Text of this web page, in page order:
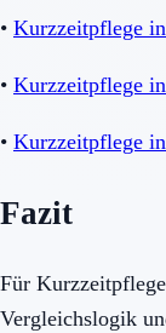
• Kurzzeitpflege
• Kurzzeitpflege
• Kurzzeitpflege
Fazit
Für
Vergleichslogik